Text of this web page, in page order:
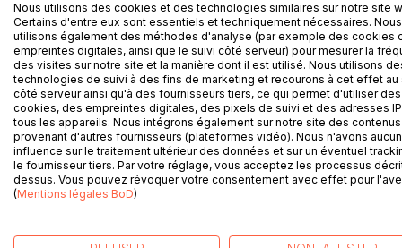
DESCRIPTION
Missak Manouchian, né en 1906 dans l'Empire
Mont-Valérien, était un poète arménien et
Sa vie m'a inspiré ce récit, témoin de mon
sauver mais dont le souvenir éclaire l'actualité
AUTEUR(S)
Nous utilisons des cookies et des technologies similaires sur notre site
Certains d'entre eux sont essentiels et techniquement nécessaires. Nous
utilisons également des méthodes d'analyse (par exemple des cookies
empreintes digitales, ainsi que le suivi côté serveur) pour mesurer la
des visites sur notre site et la manière dont il est utilisé. Nous utilisons
technologies de suivi à des fins de marketing et recourons à cet effet au
côté serveur ainsi qu'à des fournisseurs tiers, ce qui permet d'utiliser des
cookies, des empreintes digitales, des pixels de suivi et des adresses
tous les appareils. Nous intégrons également sur notre site des
provenant d'autres fournisseurs (plateformes vidéo). Nous n'avons
influence sur le traitement ultérieur des données et sur un éventuel
le fournisseur tiers. Par votre réglage, vous acceptez les processus
dessus. Vous pouvez révoquer votre consentement avec effet pour
(Mentions légales BoD)